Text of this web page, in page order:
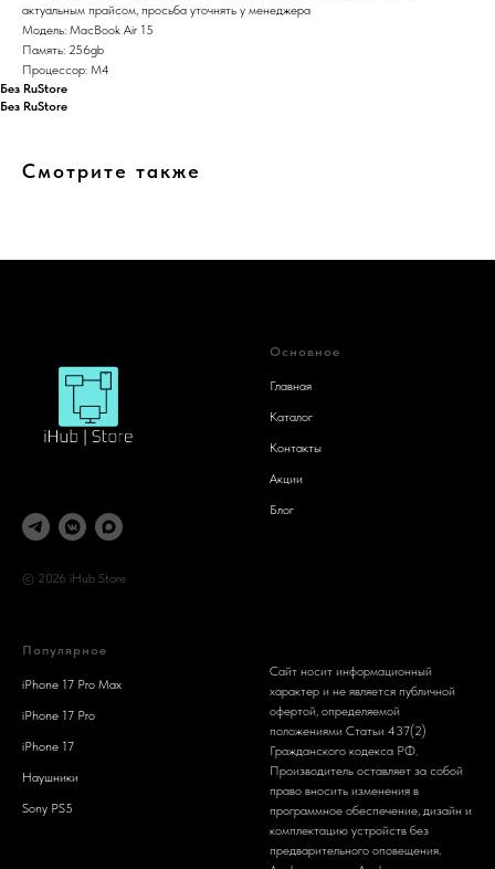
актуальным прайсом, просьба уточнять у менеджера
Модель: MacBook Air 15
Память: 256gb
Процессор: M4
Без RuStore
Без RuStore
Смотрите также
© 2026 iHub Store
Основное
Главная
Каталог
Контакты
Акции
Блог
Популярное
iPhone 17 Pro Max
iPhone 17 Pro
iPhone 17
Наушники
Sony PS5
Сайт носит информационный
характер и не является публичной
офертой, определяемой
положениями Статьи 437(2)
Гражданского кодекса РФ.
Производитель оставляет за собой
право вносить изменения в
программное обеспечение, дизайн и
комплектацию устройств без
предварительного оповещения.